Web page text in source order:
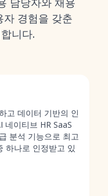
경험을 갖춘
니다.
고 데이터 기반의 인
네이티브 HR SaaS
분석 기능으로 최고
하나로 인정받고 있